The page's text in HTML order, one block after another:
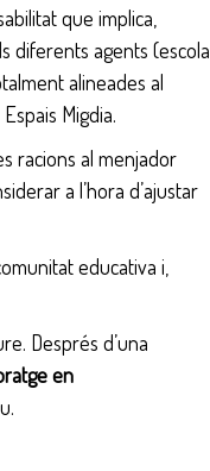
que implica,
diferents agents (escola,
alineades al
Migdia.
racions al menjador
a l’hora d’ajustar
educativa i,
Després d’una
en